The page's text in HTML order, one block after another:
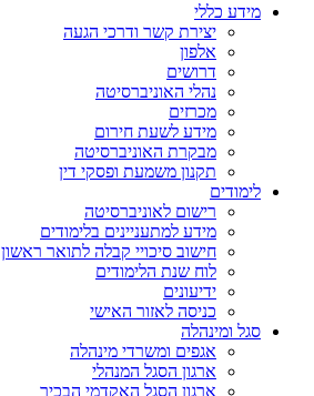
מידע כללי
יצירת קשר ודרכי הגעה
אלפון
דרושים
נהלי האוניברסיטה
מכרזים
מידע לשעת חירום
מבקרת האוניברסיטה
תקנון משמעת ופסקי דין
לימודים
רישום לאוניברסיטה
מידע למתעניינים בלימודים
חישוב סיכויי קבלה לתואר ראשון
לוח שנת הלימודים
ידיעונים
כניסה לאזור האישי
סגל ומינהלה
אגפים ומשרדי מינהלה
ארגון הסגל המנהלי
ארגון הסגל האקדמי הבכיר